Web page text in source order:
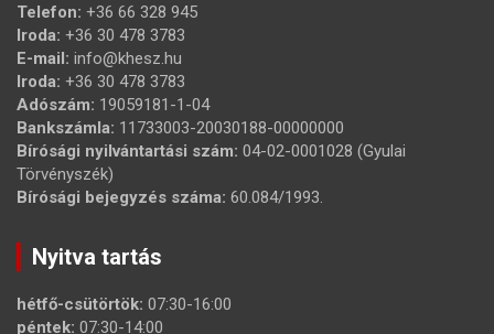
Telefon: +36 66 328 945
Iroda: +36 30 478 3783
E-mail: info@khesz.hu
Iroda: +36 30 478 3783
Adószám: 19059181-1-04
Bankszámla: 11733003-20030188-00000000
Bírósági nyilvántartási szám: 04-02-0001028 (Gyulai
Törvényszék)
Bírósági bejegyzés száma: 60.084/1993.
Nyitva tartás
hétfő-csütörtök: 07:30-16:00
péntek: 07:30-14:00